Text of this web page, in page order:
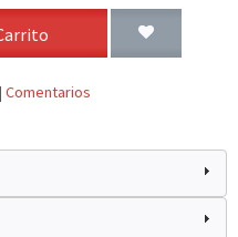
| Comentarios